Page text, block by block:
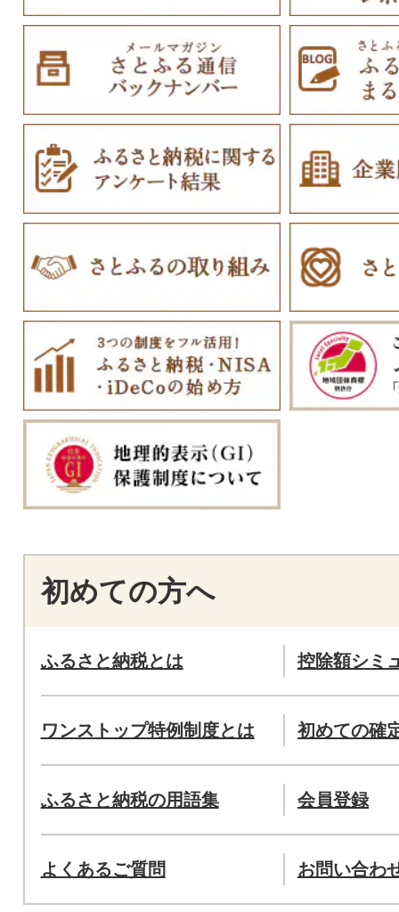
初めての方へ
ふるさと納税とは 控除額シミ
ワンストップ特例制度とは 初めての確
ふるさと納税の用語集 会員登録
よくあるご質問 お問い合わ